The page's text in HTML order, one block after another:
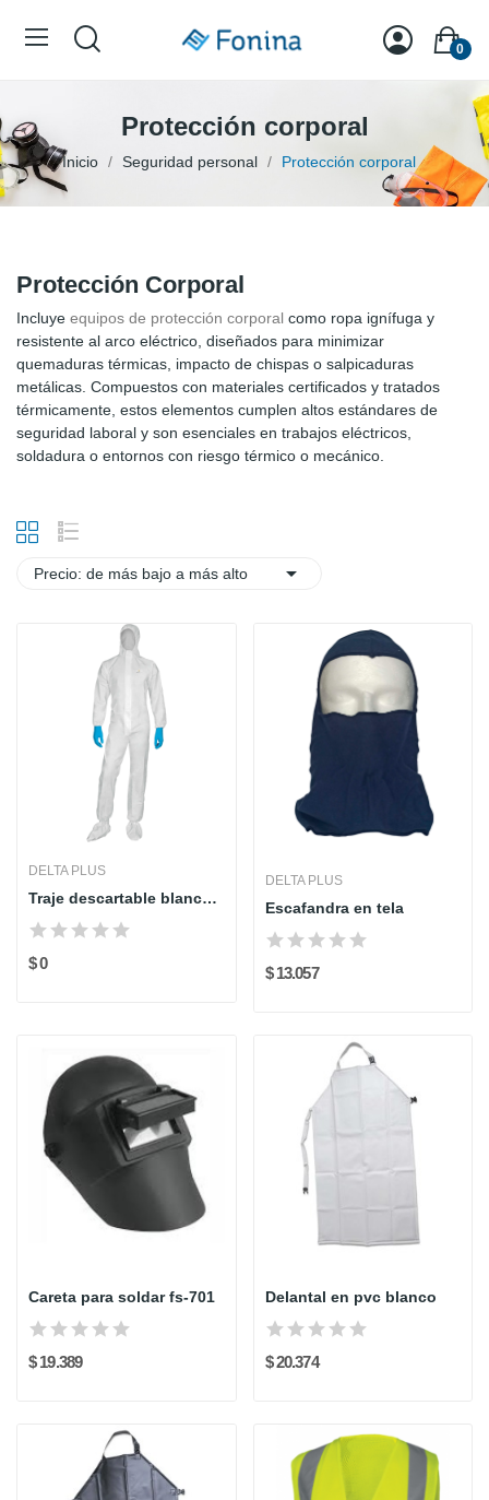
0
Protección corporal
Inicio Seguridad personal Protección corporal
Protección Corporal
Incluye equipos de protección corporal como ropa ignífuga y
resistente al arco eléctrico, diseñados para minimizar
quemaduras térmicas, impacto de chispas o salpicaduras
metálicas. Compuestos con materiales certificados y tratados
térmicamente, estos elementos cumplen altos estándares de
seguridad laboral y son esenciales en trabajos eléctricos,
soldadura o entornos con riesgo térmico o mecánico.
Precio: de más bajo a más alto 
DELTA PLUS
Traje descartable blanco DT115 - Delta
$ 0
DELTA PLUS
Escafandra en tela
$ 13.057
Careta para soldar fs-701
$ 19.389
Delantal en pvc blanco
$ 20.374